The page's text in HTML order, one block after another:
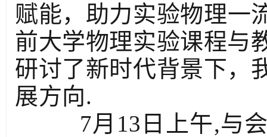
赋能，助力实验物理一
前大学物理实验课程与
研讨了新时代背景下，
展方向.
7月13日上午,与会